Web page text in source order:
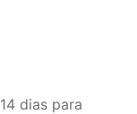
dias para